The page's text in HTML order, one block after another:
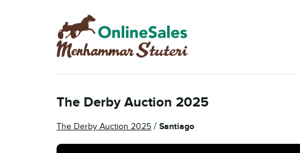
Skip
to
navigation
Skip
to
content
The Derby Auction 2025
The Derby Auction 2025 / Santiago